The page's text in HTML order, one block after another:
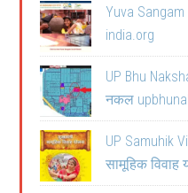
Yuva
india.org
UP Bhu
नकल
UP Samuhik
सामूहिक विवाह